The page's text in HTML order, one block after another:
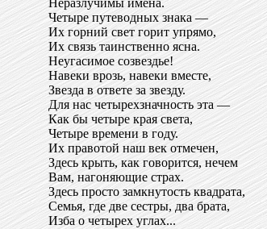
Неразлучимы имена.
Четыре путеводных знака —
Их горний свет горит упрямо,
Их связь таинственно ясна.
Неугасимое созвездье!
Навеки врозь, навеки вместе,
Звезда в ответе за звезду.
Для нас четырехзначность эта —
Как бы четыре края света,
Четыре времени в году.
Их правотой наш век отмечен,
Здесь крыть, как говорится, нечем
Вам, нагоняющие страх.
Здесь просто замкнутость квадрата,
Семья, где две сестры, два брата,
Изба о четырех углах...